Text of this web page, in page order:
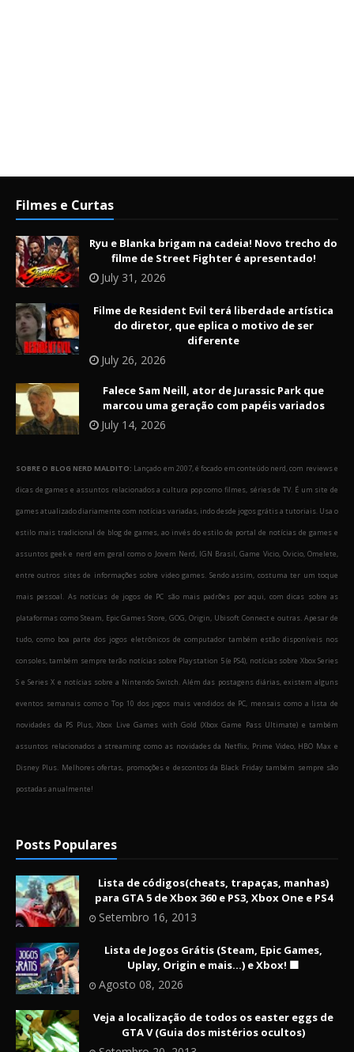
Filmes e Curtas
Ryu e Blanka brigam na cadeia! Novo trecho do
filme de Street Fighter é apresentado!
July 31, 2026
Filme de Resident Evil terá liberdade artística
do diretor, que eplica o motivo de ser
diferente
July 26, 2026
Falece Sam Neill, ator de Jurassic Park que
marcou uma geração com papéis variados
July 14, 2026
SOBRE O BLOG NERD MALDITO: Lançado em 2007, é focado em conteúdo nerd, com reviews e
dicas de games e assuntos relacionados a cultura pop como filmes, séries de TV. É um site de
games atualizado diariamente com notícias variadas, indo desde jogos grátis a tutoriais. Usa o
estilo mais tradicional de blog de games, ao invés do estilo de portal de notícias de games e
assuntos geek e nerd em geral como o Jovem Nerd, IGN Brasil, Game Vicio, Ovicio, Omelete,
entre outros sites de informações sobre video games. Sendo assim, costuma ter um toque
mais pessoal. As notícias de jogos de PC são mais padrões por aqui, com dicas sobre as
plataformas como Steam, Epic Games Store, GOG, Origin, Ubisoft Connect e outras. Apesar de
tudo, como boa parte dos jogos eletrônicos de computador também estão disponíveis nos
consoles, também sempre terão notícias sobre Playstation 5 (e PS4), notícias sobre Xbox Series
S e Series X e notícias sobre a Nintendo Switch. Além das postagens diárias, existem alguns
eventos semanais como o Top 10 dos jogos mais vendidos de PC, mensais como a lista de
novidades da PS Plus, Xbox Live Games with Gold (Xbox Game Pass Ultimate) e também
assuntos relacionados a streaming como as novidades da Netflix, Prime Video, HBO Max e
Disney Plus. Melhores ofertas, promoções e descontos da Black Friday também sempre são
postadas anualmente!
Posts Populares
Lista de códigos(cheats, trapaças, manhas)
para GTA 5 de Xbox 360 e PS3, Xbox One e PS4
Setembro 16, 2013
Lista de Jogos Grátis (Steam, Epic Games,
Uplay, Origin e mais...) e Xbox! 🟩
Agosto 08, 2026
Veja a localização de todos os easter eggs de
GTA V (Guia dos mistérios ocultos)